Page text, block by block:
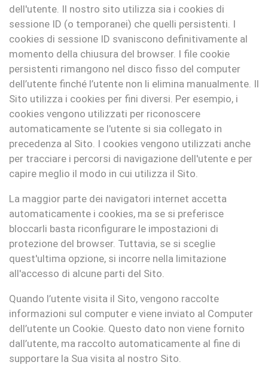
dell'utente. Il nostro sito utilizza sia i cookies di
sessione ID (o temporanei) che quelli persistenti. I
cookies di sessione ID svaniscono definitivamente al
momento della chiusura del browser. I file cookie
persistenti rimangono nel disco fisso del computer
dell’utente finché l’utente non li elimina manualmente. Il
Sito utilizza i cookies per fini diversi. Per esempio, i
cookies vengono utilizzati per riconoscere
automaticamente se l'utente si sia collegato in
precedenza al Sito. I cookies vengono utilizzati anche
per tracciare i percorsi di navigazione dell'utente e per
capire meglio il modo in cui utilizza il Sito.
La maggior parte dei navigatori internet accetta
automaticamente i cookies, ma se si preferisce
bloccarli basta riconfigurare le impostazioni di
protezione del browser. Tuttavia, se si sceglie
quest'ultima opzione, si incorre nella limitazione
all'accesso di alcune parti del Sito.
Quando l’utente visita il Sito, vengono raccolte
informazioni sul computer e viene inviato al Computer
dell’utente un Cookie. Questo dato non viene fornito
dall’utente, ma raccolto automaticamente al fine di
supportare la Sua visita al nostro Sito.